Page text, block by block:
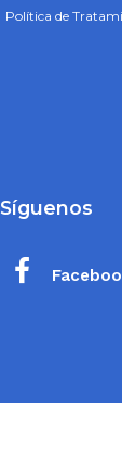
Política de
Síguenos